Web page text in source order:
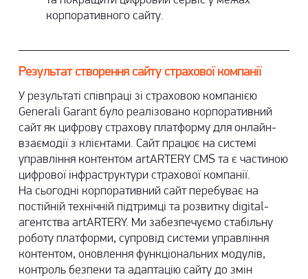
корпоративного сайту.
Результат створення сайту страхової компанії
У результаті співпраці зі страховою компанією
Generali Garant було реалізовано корпоративний
сайт як цифрову страхову платформу для онлайн-
взаємодії з клієнтами. Сайт працює на системі
управління контентом artARTERY CMS та є частиною
цифрової інфраструктури страхової компанії.
На сьогодні корпоративний сайт перебуває на
постійній технічній підтримці та розвитку digital-
агентства artARTERY. Ми забезпечуємо стабільну
роботу платформи, супровід системи управління
контентом, оновлення функціональних модулів,
контроль безпеки та адаптацію сайту до змін